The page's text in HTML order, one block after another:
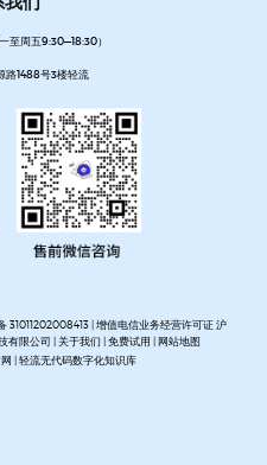
至周五9:30—18:30）
路1488号3楼轻流
31011202008413| 增值电信业务经营许可证 沪
有限公司 |关于我们 |免费试用 |网站地图
|轻流无代码数字化知识库